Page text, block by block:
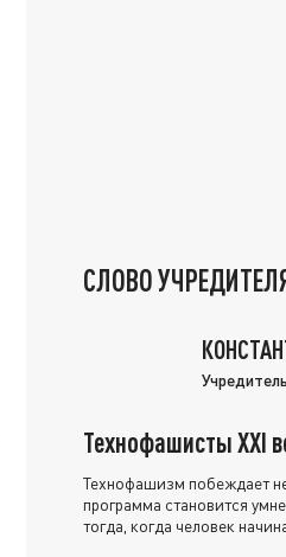
СЛОВО
Технофашисты XXI
Технофашизм побеждает
программа становится
тогда, когда человек